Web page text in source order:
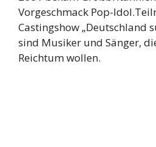
Vorgeschmack Pop-
Castingshow „Deutschland
sind Musiker und Sänger,
Reichtum wollen.